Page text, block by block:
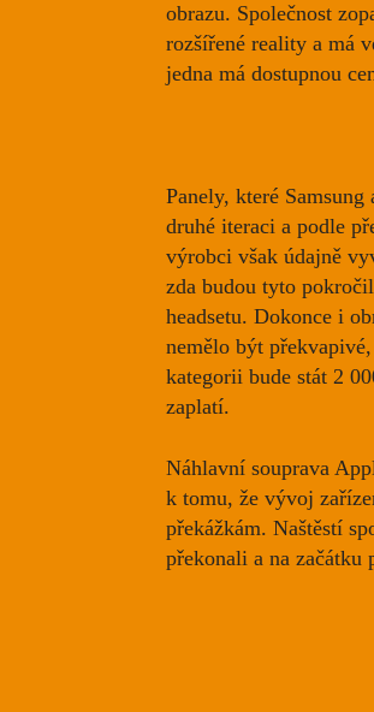
obrazu. Společnost
rozšířené reality a má
jedna má dostupnou
Panely, které
druhé iteraci a podle
výrobci však údajně
zda budou tyto
headsetu. Dokonce i
nemělo být
kategorii bude stát 2
zaplatí.
Náhlavní souprava
k tomu, že vývoj
překážkám. Naštěstí
překonali a na